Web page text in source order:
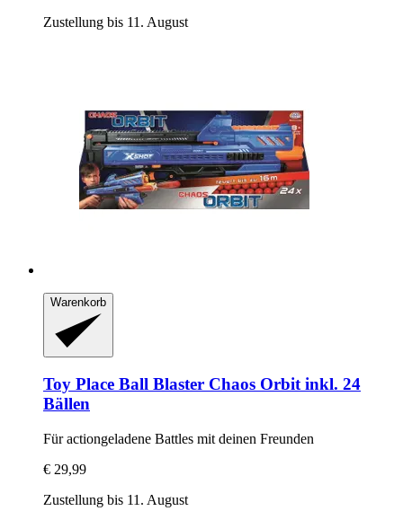
Zustellung bis 11. August
Warenkorb
Toy Place Ball Blaster Chaos Orbit inkl. 24
Bällen
Für actiongeladene Battles mit deinen Freunden
€ 29,99
Zustellung bis 11. August